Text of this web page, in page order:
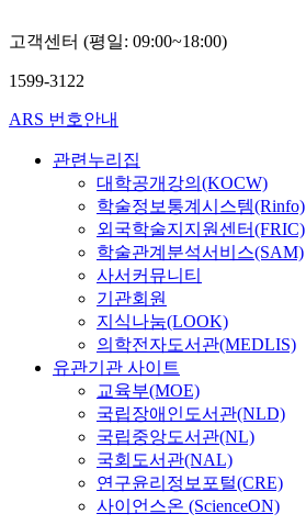
고객센터 (평일: 09:00~18:00)
1599-3122
ARS 번호안내
관련누리집
대학공개강의(KOCW)
학술정보통계시스템(Rinfo)
외국학술지지원센터(FRIC)
학술관계분석서비스(SAM)
사서커뮤니티
기관회원
지식나눔(LOOK)
의학전자도서관(MEDLIS)
유관기관 사이트
교육부(MOE)
국립장애인도서관(NLD)
국립중앙도서관(NL)
국회도서관(NAL)
연구윤리정보포털(CRE)
사이언스온 (ScienceON)